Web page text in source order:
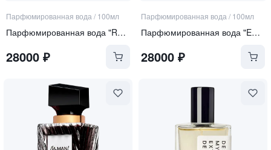
Парфюмированная вода/ 100мл
Парфюмированная вода "ROSE EMPIRE"
28000 ₽
Парфюмированная вода/ 100мл
Парфюмированная вода "ESSENCE DE BOIS PRÉCIEUX"
28000₽